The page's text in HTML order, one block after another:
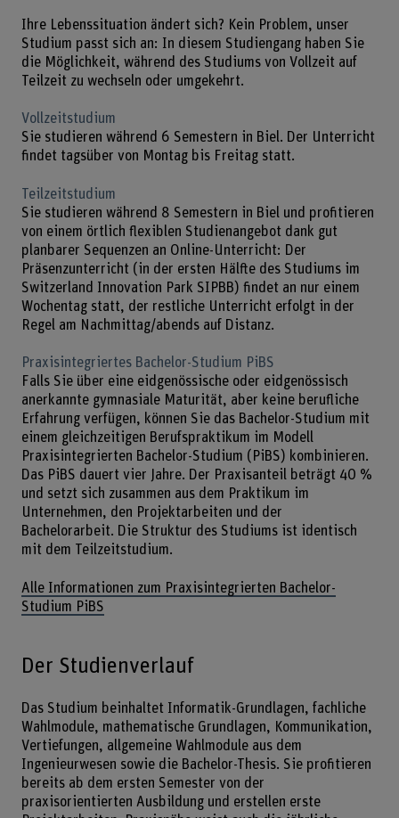
Ihre Lebenssituation ändert sich? Kein Problem, unser
Studium passt sich an: In diesem Studiengang haben Sie
die Möglichkeit, während des Studiums von Vollzeit auf
Teilzeit zu wechseln oder umgekehrt.
Vollzeitstudium
Sie studieren während 6 Semestern in Biel. Der Unterricht
findet tagsüber von Montag bis Freitag statt.
Teilzeitstudium
Sie studieren während 8 Semestern in Biel und profitieren
von einem örtlich flexiblen Studienangebot dank gut
planbarer Sequenzen an Online-Unterricht: Der
Präsenzunterricht (in der ersten Hälfte des Studiums im
Switzerland Innovation Park SIPBB) findet an nur einem
Wochentag statt, der restliche Unterricht erfolgt in der
Regel am Nachmittag/abends auf Distanz.
Praxisintegriertes Bachelor-Studium PiBS
Falls Sie über eine eidgenössische oder eidgenössisch
anerkannte gymnasiale Maturität, aber keine berufliche
Erfahrung verfügen, können Sie das Bachelor-Studium mit
einem gleichzeitigen Berufspraktikum im Modell
Praxisintegrierten Bachelor-Studium (PiBS) kombinieren.
Das PiBS dauert vier Jahre. Der Praxisanteil beträgt 40 %
und setzt sich zusammen aus dem Praktikum im
Unternehmen, den Projektarbeiten und der
Bachelorarbeit. Die Struktur des Studiums ist identisch
mit dem Teilzeitstudium.
Alle Informationen zum Praxisintegrierten Bachelor-
Studium PiBS
Der Studienverlauf
Das Studium beinhaltet Informatik-Grundlagen, fachliche
Wahlmodule, mathematische Grundlagen, Kommunikation,
Vertiefungen, allgemeine Wahlmodule aus dem
Ingenieurwesen sowie die Bachelor-Thesis. Sie profitieren
bereits ab dem ersten Semester von der
praxisorientierten Ausbildung und erstellen erste